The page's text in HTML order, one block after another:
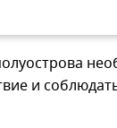
и